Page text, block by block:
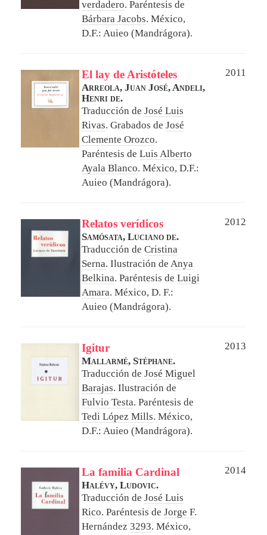
verdadero. Paréntesis de
Bárbara Jacobs. México,
D.F.: Auieo (Mandrágora).
El lay de Aristóteles
2011
Arreola, Juan José,Andeli,
Henri de.
Traducción de José Luis
Rivas. Grabados de José
Clemente Orozco.
Paréntesis de Luis Alberto
Ayala Blanco. México, D.F.:
Auieo (Mandrágora).
Relatos verídicos
2012
Samósata, Luciano de.
Traducción de Cristina
Serna. Ilustración de Anya
Belkina. Paréntesis de Luigi
Amara. México, D. F.:
Auieo (Mandrágora).
Igitur
2013
Mallarmé, Stéphane.
Traducción de José Miguel
Barajas. Ilustración de
Fulvio Testa. Paréntesis de
Tedi López Mills. México,
D.F.: Auieo (Mandrágora).
La familia Cardinal
2014
Halévy, Ludovic.
Traducción de José Luis
Rico. Paréntesis de Jorge F.
Hernández 3293. México,